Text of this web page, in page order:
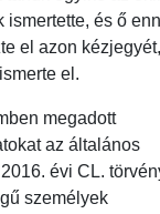
ismertette, és ő
el azon
el.
megadott
az általános
évi CL.
személyek